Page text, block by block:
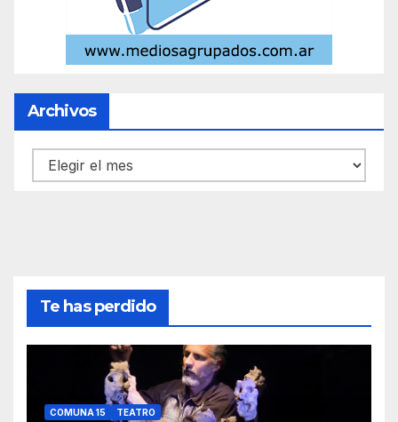
Archivos
Archivos
Te has perdido
COMUNA 15 TEATRO